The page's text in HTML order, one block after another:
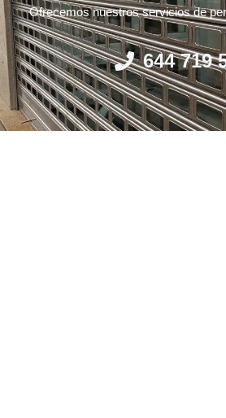
Ofrecemos nuestros servicios de
644 719